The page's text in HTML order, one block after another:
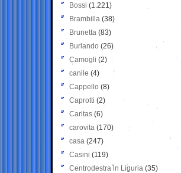
Bossi (1.221)
Brambilla (38)
Brunetta (83)
Burlando (26)
Camogli (2)
canile (4)
Cappello (8)
Caprotti (2)
Caritas (6)
carovita (170)
casa (247)
Casini (119)
Centrodestra in Liguria (35)